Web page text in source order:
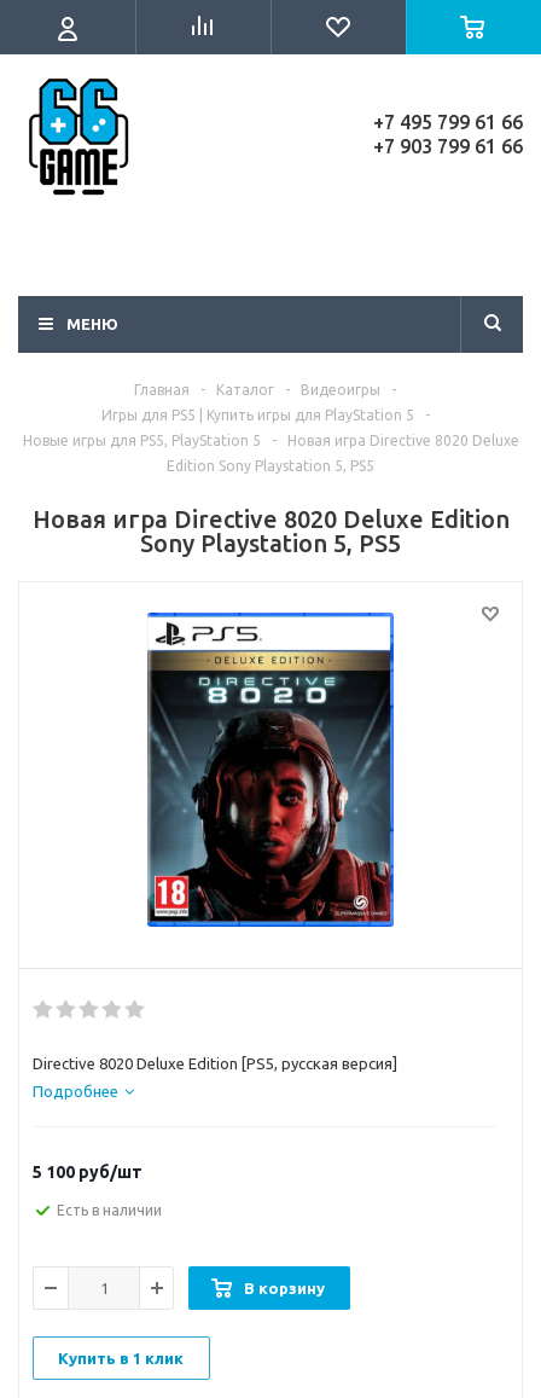
+7 495 799 61 66
+7 903 799 61 66
МЕНЮ
Главная - Каталог - Видеоигры
-
Игры для PS5 | Купить игры для PlayStation 5
-
Новые игры для PS5, PlayStation 5
-
Новая игра Directive 8020 Deluxe
Edition Sony Playstation 5, PS5
Новая игра Directive 8020 Deluxe Edition
Sony Playstation 5, PS5
Directive 8020 Deluxe Edition [PS5, русская версия]
Подробнее
5 100 руб/шт
Есть в наличии
В корзину
Купить в 1 клик